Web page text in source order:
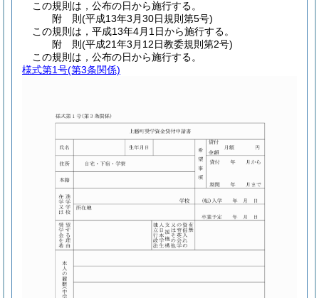
この規則は，公布の日から施行する。
附 則(平成13年3月30日規則第5号)
この規則は，平成13年4月1日から施行する。
附 則(平成21年3月12日教委規則第2号)
この規則は，公布の日から施行する。
様式第1号(第3条関係)